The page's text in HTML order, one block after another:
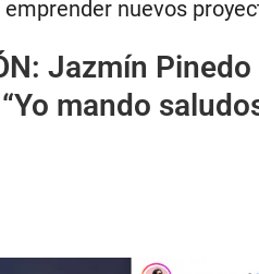
nuevos
Jazmín
mando